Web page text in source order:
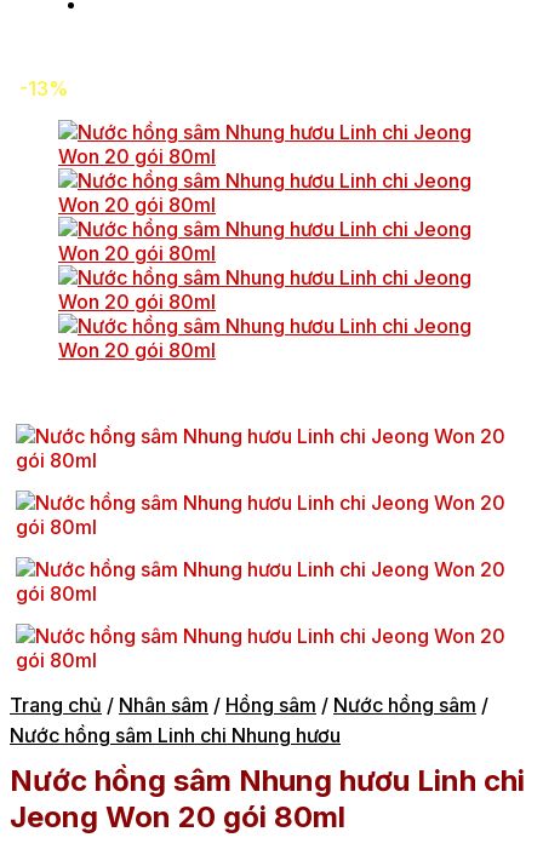
-13%
Trang chủ / Nhân sâm / Hồng sâm / Nước hồng sâm /
Nước hồng sâm Linh chi Nhung hươu
Nước hồng sâm Nhung hươu Linh chi
Jeong Won 20 gói 80ml